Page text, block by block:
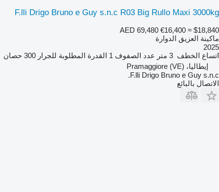
F.lli Drigo Bruno e Guy s.n.c R03 Big Rullo Maxi 3000kg
AED 69,480 €16,400 ≈ $18,840
ماكينة العزيق الدوارة
2025
اتساع الخطف 3 متر عدد الصفوف 1 القدرة المطلوبة للجرار 300 حصان
إيطاليا، Pramaggiore (VE)
F.lli Drigo Bruno e Guy s.n.c.
الاتصال بالبائع